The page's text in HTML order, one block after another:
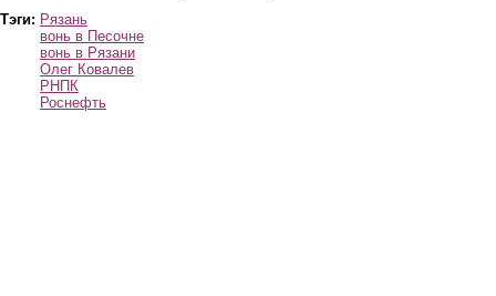
Тэги: Рязань
вонь в Песочне
вонь в Рязани
Олег Ковалев
РНПК
Роснефть